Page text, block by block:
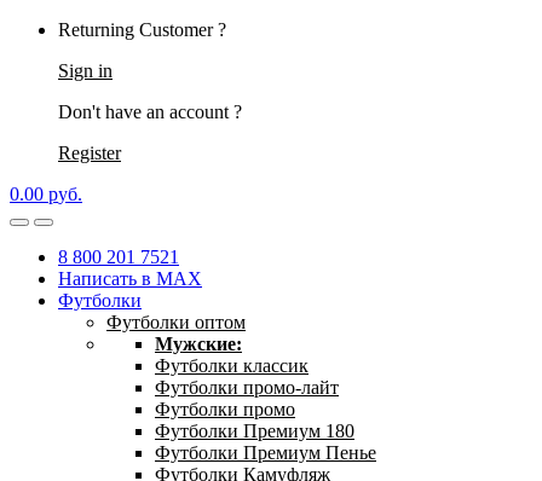
Returning Customer ?
Sign in
Don't have an account ?
Register
0.00 руб.
8 800 201 7521
Написать в MAX
Футболки
Футболки оптом
Мужские:
Футболки классик
Футболки промо-лайт
Футболки промо
Футболки Премиум 180
Футболки Премиум Пенье
Футболки Камуфляж